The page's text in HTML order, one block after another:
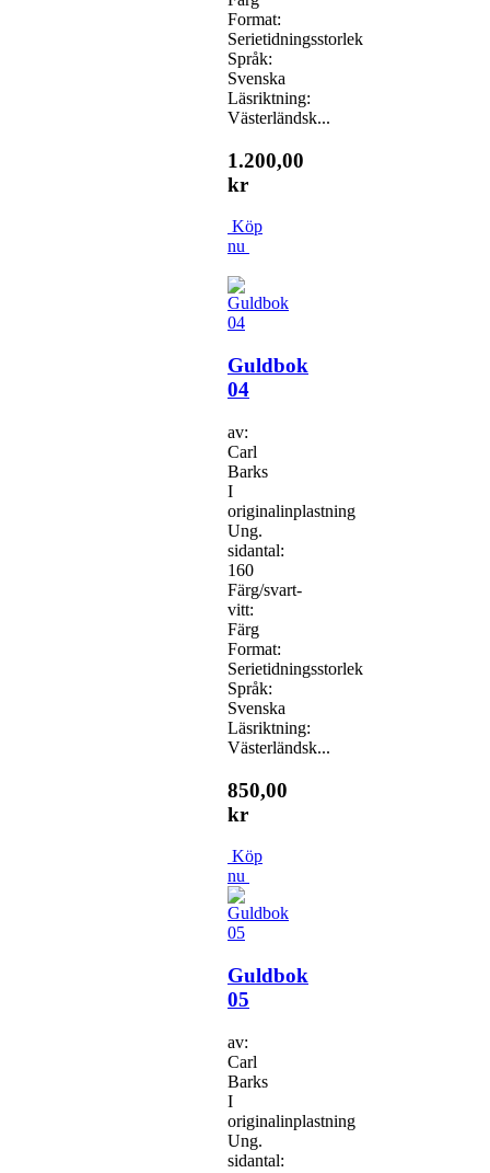
Format:
Serietidningsstorlek
Språk:
Svenska
Läsriktning:
Västerländsk...
1.200,00
kr
Köp
nu
Guldbok
04
av:
Carl
Barks
I
originalinplastning
Ung.
sidantal:
160
Färg/svart-
vitt:
Färg
Format:
Serietidningsstorlek
Språk:
Svenska
Läsriktning:
Västerländsk...
850,00
kr
Köp
nu
Guldbok
05
av:
Carl
Barks
I
originalinplastning
Ung.
sidantal: